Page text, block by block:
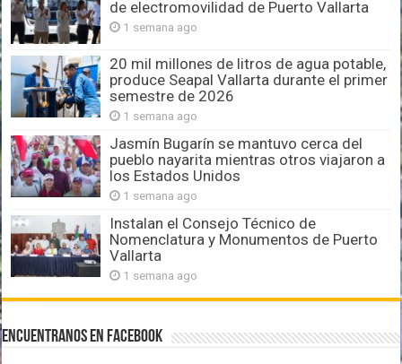
de electromovilidad de Puerto Vallarta
1 semana ago
20 mil millones de litros de agua potable,
produce Seapal Vallarta durante el primer
semestre de 2026
1 semana ago
Jasmín Bugarín se mantuvo cerca del
pueblo nayarita mientras otros viajaron a
los Estados Unidos
1 semana ago
Instalan el Consejo Técnico de
Nomenclatura y Monumentos de Puerto
Vallarta
1 semana ago
Encuentranos en Facebook